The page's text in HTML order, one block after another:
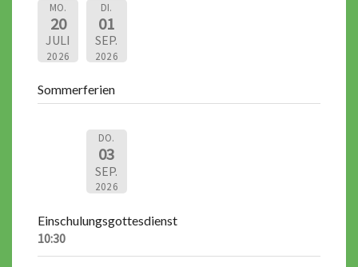
MO.
20
JULI
2026
DI.
01
SEP.
2026
Sommerferien
DO.
03
SEP.
2026
Einschulungsgottesdienst
10:30